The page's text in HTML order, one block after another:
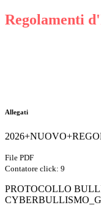
Regolamenti
Allegati
File PDF
Contatore click: 9
PROTOCOLLO